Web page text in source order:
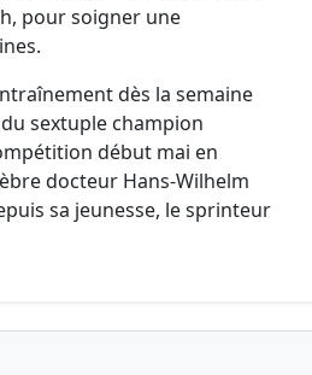
pour soigner une
dès la semaine
sextuple champion
début mai en
docteur Hans-Wilhelm
sa jeunesse, le sprinteur